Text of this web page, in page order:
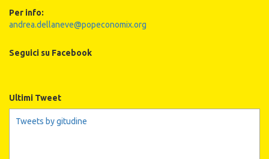
Per info:
andrea.dellaneve@popeconomix.org
Seguici su Facebook
Ultimi Tweet
Tweets by gitudine